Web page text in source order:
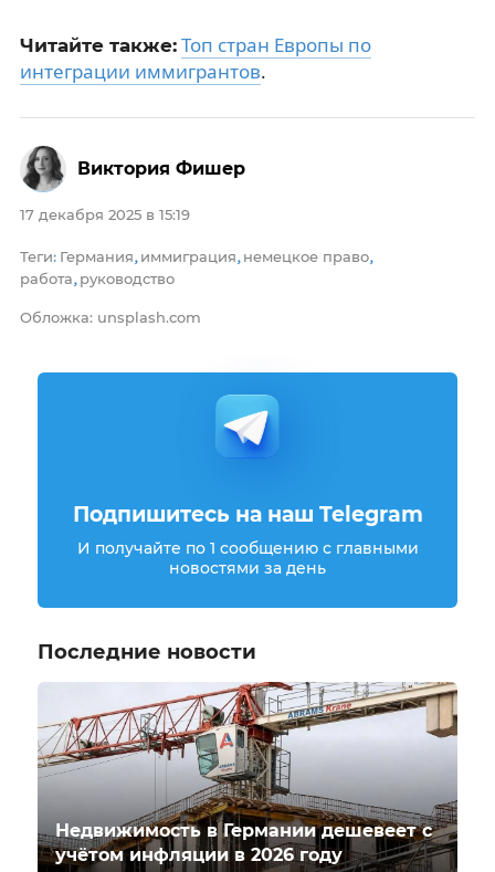
Читайте также: Топ стран Европы по
интеграции иммигрантов.
17 декабря 2025 в 15:19
Теги: Германия, иммиграция, немецкое право,
работа, руководство
Обложка: unsplash.com
Виктория Фишер
Подпишитесь на наш Telegram
И получайте по 1 сообщению с главными
новостями за день
Последние новости
Недвижимость в Германии дешевеет с
учётом инфляции в 2026 году